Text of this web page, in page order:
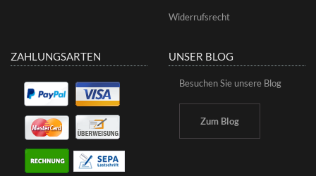
Widerrufsrecht
ZAHLUNGSARTEN UNSER BLOG
Besuchen Sie unsere Blog
Zum Blog